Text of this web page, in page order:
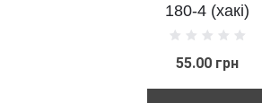
180-4 (хакі)